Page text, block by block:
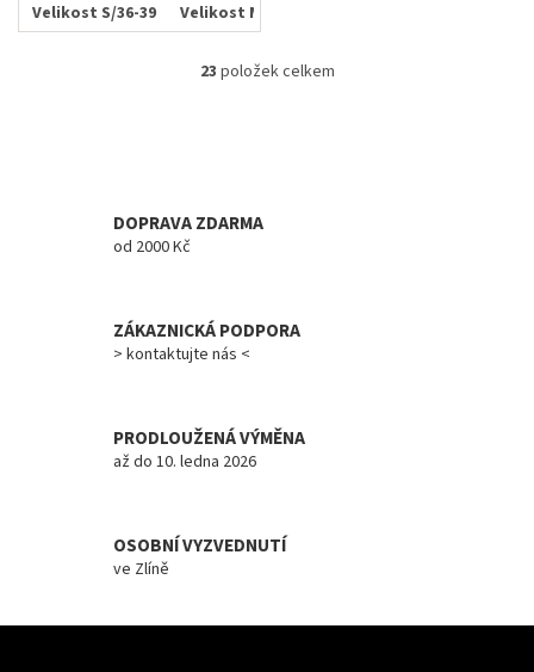
Velikost S/36-39 Velikost M/40-43
O
k
p
i
23 položek celkem
DOPRAVA ZDARMA
od 2000 Kč
ZÁKAZNICKÁ PODPORA
> kontaktujte nás <
PRODLOUŽENÁ VÝMĚNA
až do 10. ledna 2026
OSOBNÍ VYZVEDNUTÍ
ve Zlíně